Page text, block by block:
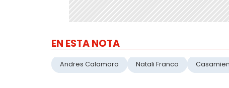
EN ESTA NOTA
Andres Calamaro Natali Franco